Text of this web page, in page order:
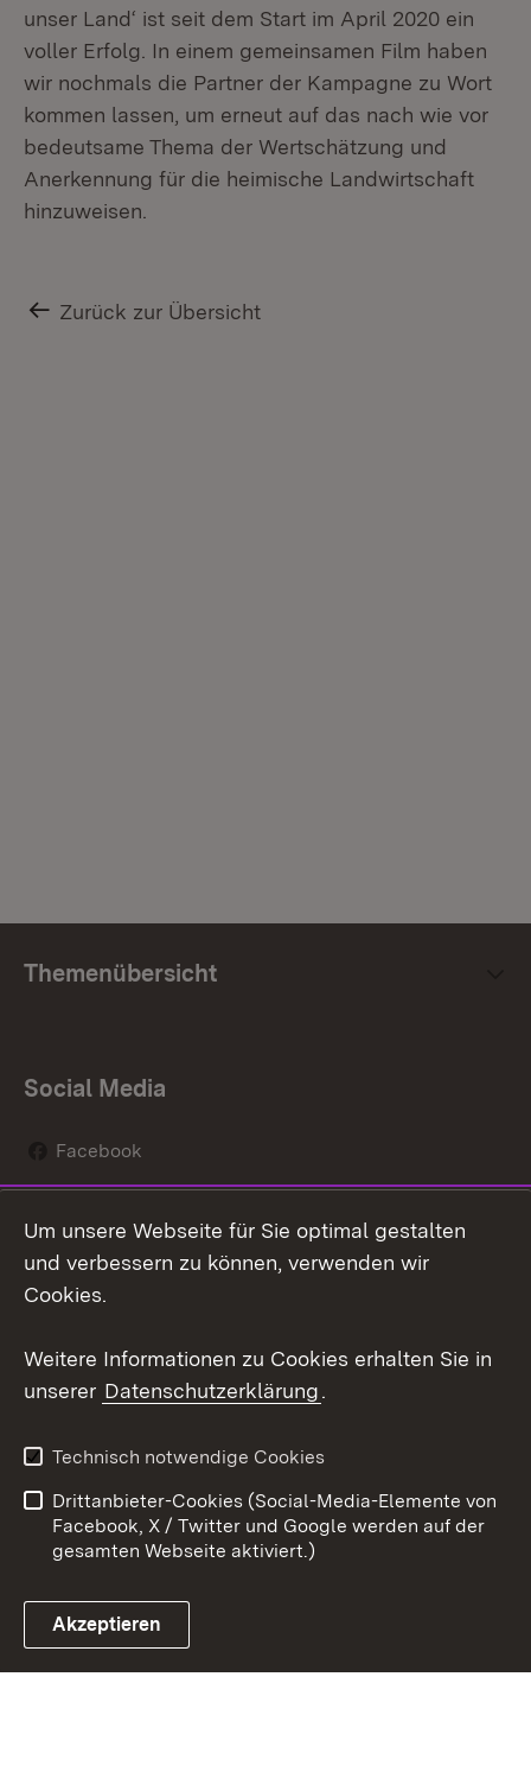
unser Land‘ ist seit dem Start im April 2020 ein
voller Erfolg. In einem gemeinsamen Film haben
wir nochmals die Partner der Kampagne zu Wort
kommen lassen, um erneut auf das nach wie vor
bedeutsame Thema der Wertschätzung und
Anerkennung für die heimische Landwirtschaft
hinzuweisen.
Zurück zur Übersicht
Themenübersicht
Social Media
Facebook
Social Wall
Youtube
Link zum Landesportal
Kontakt
Datenschutz
Barrierefreiheit
Impressum Cookies
Um unsere Webseite für Sie optimal gestalten
und verbessern zu können, verwenden wir
Cookies.
Weitere Informationen zu Cookies erhalten Sie in
unserer Datenschutzerklärung.
Technisch notwendige Cookies
Drittanbieter-Cookies (Social-Media-Elemente von
Facebook, X / Twitter und Google werden auf der
gesamten Webseite aktiviert.)
Akzeptieren